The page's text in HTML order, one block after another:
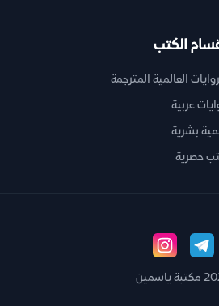
الكتب
العالمية المترجمة
عربية
بشرية
حصرية